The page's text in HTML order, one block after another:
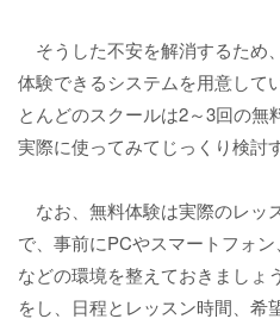
そうした不安を解消するため
体験できるシステムを用意して
とんどのスクールは2～3回の無
実際に使ってみてじっくり検討
なお、無料体験は実際のレッ
で、事前にPCやスマートフォ
などの環境を整えておきましょ
をし、日程とレッスン時間、希